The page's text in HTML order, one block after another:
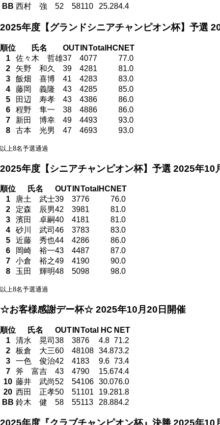
BB 西村 強 52 58110 25.284.4
2025年度【グランドシニアチャンピオン杯】予選
順位 氏名 OUT IN Total HC NET
1
佐々木 哲雄37 4077
77.0
2
矢野 和久 39 4281
81.0
3
飯畑 喜博 41 4283
83.0
4
藤岡 義隆 43 4285
85.0
5
田辺 寿孝 43 4386
86.0
6
程野 隼一 38 4886
86.0
7
新田 博幸 49 4493
93.0
8
古本 光男 47 4693 93.0
以上8名予選通過
2025年度【シニアチャンピオン杯】予選 2025年10
順位 氏名 OUT IN Total HC NET
1
唐土 武士39 3776
76.0
2
定森 辰男42 3981
81.0
3
濱田 卓嗣40 4181
81.0
4
砂川 武司 46 3783
83.0
5
近藤 秀也44 4286
86.0
6
岡崎 裕一43 4487
87.0
7
小倉 裕之49 4190
90.0
8
玉田 輝明48 5098 98.0
以上8名予選通過
☆お客様感謝デー杯☆ 2025年10月20日開催
順位 氏名 OUT IN Total HC NET
1
清水 晃司 38 3876 4.8 71.2
2
板倉 大三60 48108 34.873.2
3
一色 俊治42 4183 9.6 73.4
7
斧 富吉 43 4790 15.674.4
10 藤井 武尚52 54106 30.076.0
20 西田 正孝50 51101 19.281.8
BB 鈴木 健 58 55113 28.884.2